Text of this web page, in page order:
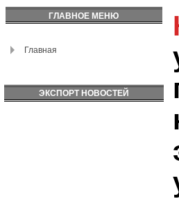
ГЛАВНОЕ МЕНЮ
Главная
ЭКСПОРТ НОВОСТЕЙ